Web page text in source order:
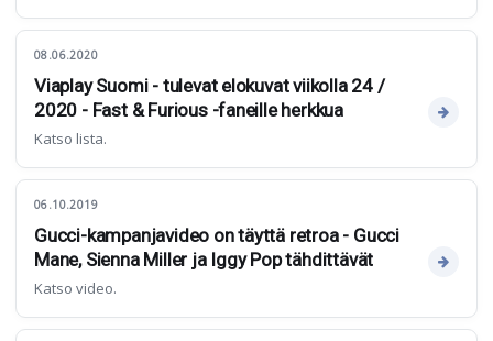
08.06.2020
Viaplay Suomi - tulevat elokuvat viikolla 24 /
2020 - Fast & Furious -faneille herkkua
Katso lista.
06.10.2019
Gucci-kampanjavideo on täyttä retroa - Gucci
Mane, Sienna Miller ja Iggy Pop tähdittävät
Katso video.